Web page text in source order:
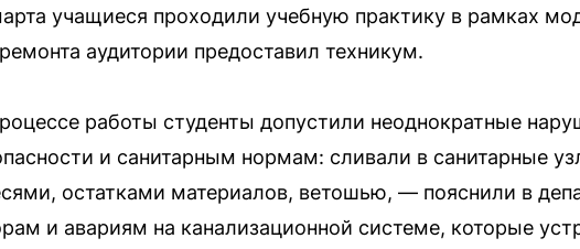
учащиеся проходили учебную практику в рамках
аудитории предоставил техникум.
работы студенты допустили неоднократные
и санитарным нормам: сливали в санитарные
остатками материалов, ветошью, — пояснили в
и авариям на канализационной системе, которые